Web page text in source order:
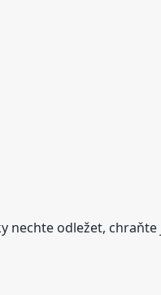
nechte odležet,